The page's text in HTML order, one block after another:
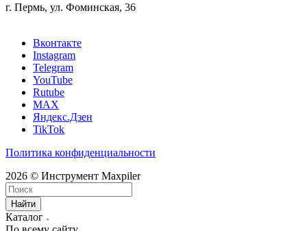
г. Пермь, ул. Фоминская, 36
Вконтакте
Instagram
Telegram
YouTube
Rutube
MAX
Яндекс.Дзен
TikTok
Политика конфиденциальности
2026 © Инструмент Maxpiler
Найти
Каталог